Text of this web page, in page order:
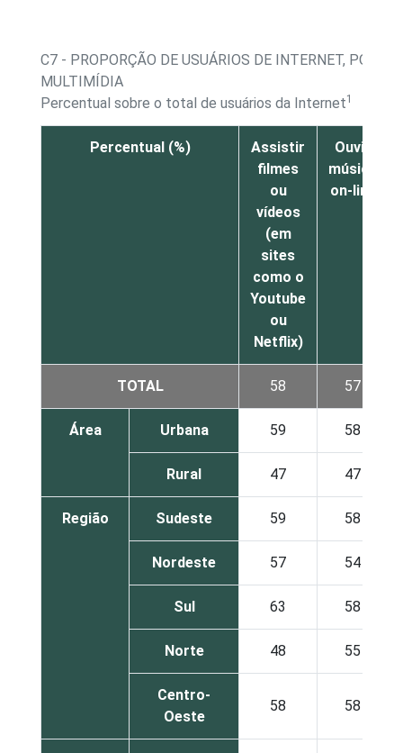
C7 - PROPORÇÃO DE USUÁRIOS DE INTERNET, POR
MULTIMÍDIA
Percentual sobre o total de usuários da Internet1
Percentual (%)
Assistir
filmes
ou
vídeos
(em
sites
como o
Youtube
ou
Netflix)
Ouvir
música
on-line
TOTAL 58 57
Área Urbana 59 58
Rural 47 47
Região Sudeste 59 58
Nordeste 57 54
Sul 63 58
Norte 48 55
Centro-
Oeste
58 58